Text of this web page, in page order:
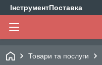
ІнструментПоставка
Товари та послуги